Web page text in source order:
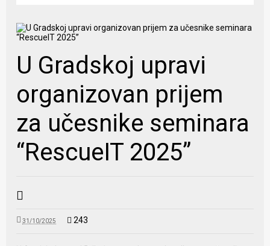
U Gradskoj upravi
organizovan prijem
za učesnike seminara
“RescueIT 2025”
31/10/2025 243